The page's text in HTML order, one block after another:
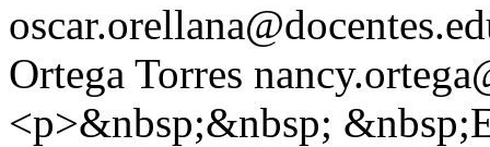
Ortega Torres
<p>&nbsp;&nbsp;